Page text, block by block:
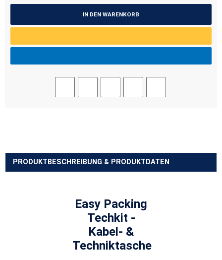
IN DEN WARENKORB
PRODUKTBESCHREIBUNG & PRODUKTDATEN
Easy Packing
Techkit -
Kabel- &
Techniktasche